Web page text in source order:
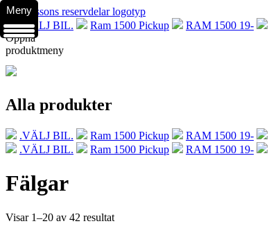
.VÄLJ BIL. Ram 1500 Pickup RAM 1500 19-
Öppna
produktmeny
Alla produkter
.VÄLJ BIL. Ram 1500 Pickup RAM 1500 19-
.VÄLJ BIL.
Ram 1500 Pickup RAM 1500 19-
Fälgar
Visar 1–20 av 42 resultat
Meny